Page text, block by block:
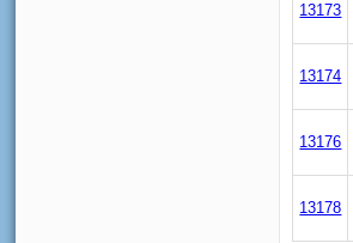
13173
13174
13176
13178